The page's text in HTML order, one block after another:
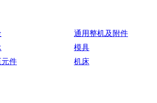
通用整机及附件
模具
件 机床